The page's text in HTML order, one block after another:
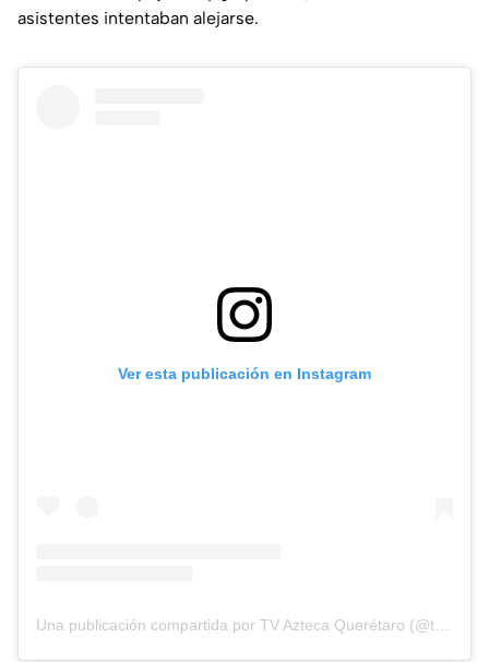
asistentes intentaban alejarse.
Ver esta publicación en Instagram
Una publicación compartida por TV Azteca Querétaro (@tvaztecaqueretaro)